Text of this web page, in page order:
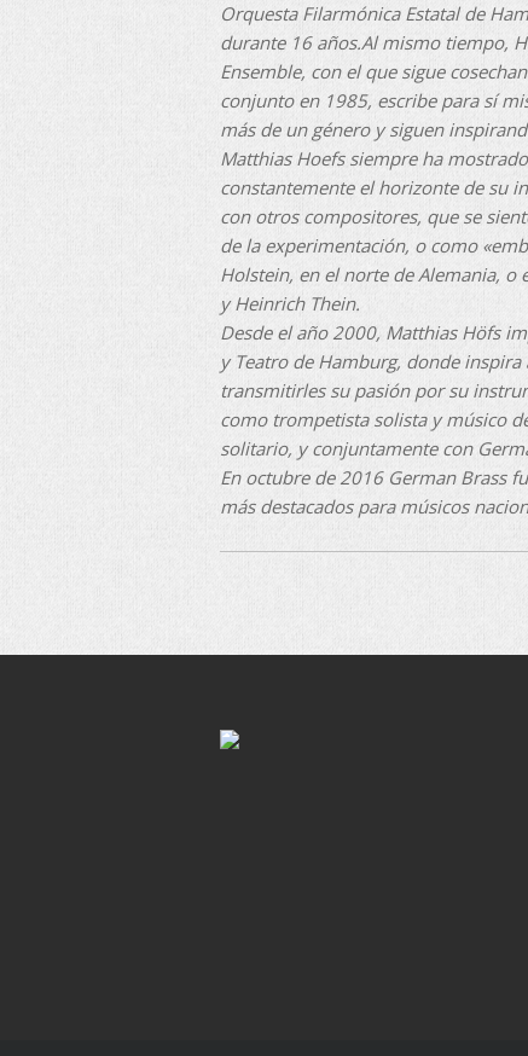
Orquesta Filarmónica Estatal de
durante 16 años.Al mismo tiempo,
Ensemble, con el que sigue
conjunto en 1985, escribe para sí
más de un género y siguen
Matthias Hoefs siempre ha
constantemente el horizonte de su
con otros compositores, que se
de la experimentación, o como
Holstein, en el norte de Alemania,
y Heinrich Thein.
Desde el año 2000, Matthias Höfs
y Teatro de Hamburg, donde
transmitirles su pasión por su
como trompetista solista y músico
solitario, y conjuntamente con
En octubre de 2016 German Brass
más destacados para músicos